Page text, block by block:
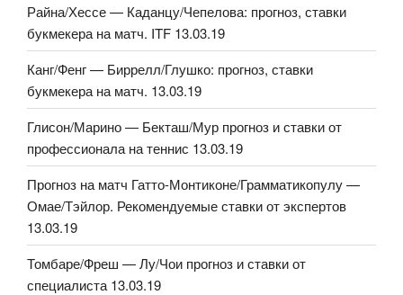
Райна/Хессе — Каданцу/Чепелова: прогноз, ставки
букмекера на матч. ITF 13.03.19
Канг/Фенг — Биррелл/Глушко: прогноз, ставки
букмекера на матч. 13.03.19
Глисон/Марино — Бекташ/Мур прогноз и ставки от
профессионала на теннис 13.03.19
Прогноз на матч Гатто-Монтиконе/Грамматикопулу —
Омае/Тэйлор. Рекомендуемые ставки от экспертов
13.03.19
Томбаре/Фреш — Лу/Чои прогноз и ставки от
специалиста 13.03.19